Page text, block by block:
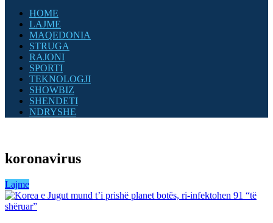
HOME
LAJME
MAQEDONIA
STRUGA
RAJONI
SPORTI
TEKNOLOGJI
SHOWBIZ
SHENDETI
NDRYSHE
koronavirus
Lajme